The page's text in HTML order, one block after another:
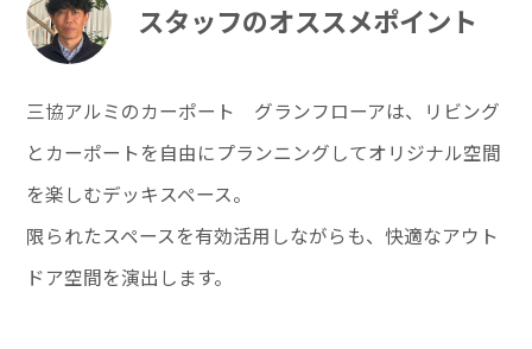
スタッフのオススメポイント
三協アルミのカーポート グランフローアは、リビング
とカーポートを自由にプランニングしてオリジナル空間
を楽しむデッキスペース。
限られたスペースを有効活用しながらも、快適なアウト
ドア空間を演出します。